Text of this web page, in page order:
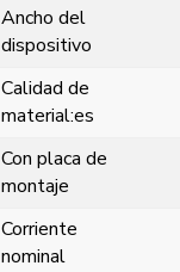
Ancho del
dispositivo
Calidad de
material:es
Con placa de
montaje
Corriente
nominal